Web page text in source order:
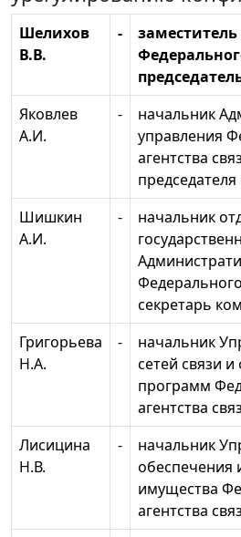
Шелихов
В.В.
-
Яковлев
А.И.
-
начальник
управления
агентства
Шишкин
А.И.
-
начальник
секретарь
Григорьева
Н.А.
-
начальник
сетей связи
программ
агентства
Лисицина
Н.В.
-
начальник
обеспечения
имущества
агентства